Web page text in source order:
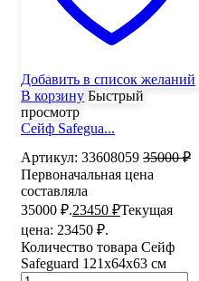
Добавить в список желаний
В корзину Быстрый
просмотр
Сейф Safegua...
Артикул: 33608059 35000₽
Первоначальная цена
составляла
35000 ₽.23450 ₽Текущая
цена: 23450 ₽.
Количество товара Сейф
Safeguard 121х64х63 см